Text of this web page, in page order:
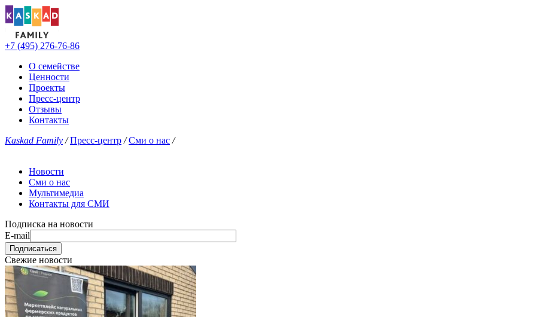
+7 (495) 276-76-86
О семействе
Ценности
Проекты
Пресс-центр
Отзывы
Контакты
Kaskad Family / Пресс-центр / Сми о нас /
Новости
Сми о нас
Мультимедиа
Контакты для СМИ
Подписка на новости
E-mail
Свежие новости